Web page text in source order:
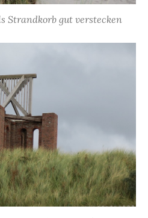
Strandkorb gut verstecken